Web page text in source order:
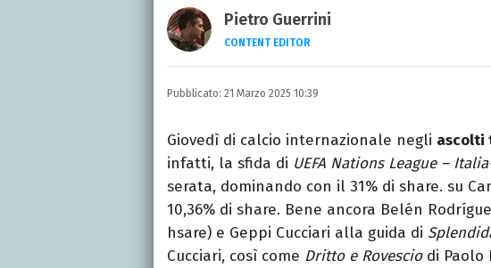
Pietro Guerrini
CONTENT EDITOR
Laurea in Lettere, smania di viaggi
e della Pixar).
Pubblicato: 21 Marzo 2025 10:39
Giovedì di calcio internazionale negli ascolti
infatti, la sfida di UEFA Nations League –
serata, dominando con il 31% di share. su
10,36% di share. Bene ancora Belén
hsare) e Geppi Cucciari alla guida di
Cucciari, così come Dritto e Rovescio di Paolo